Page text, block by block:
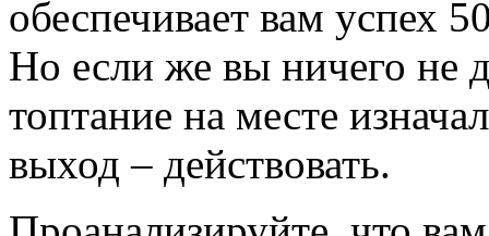
обеспечивает вам успех
Но если же вы ничего не
топтание на месте
выход – действовать.